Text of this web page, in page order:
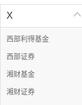

X
西部利得基金
西部证券
湘财基金
湘财证券